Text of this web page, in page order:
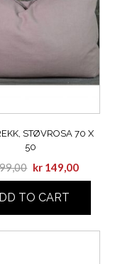
STØVROSA 70 X
50
kr 149,00
TO CART